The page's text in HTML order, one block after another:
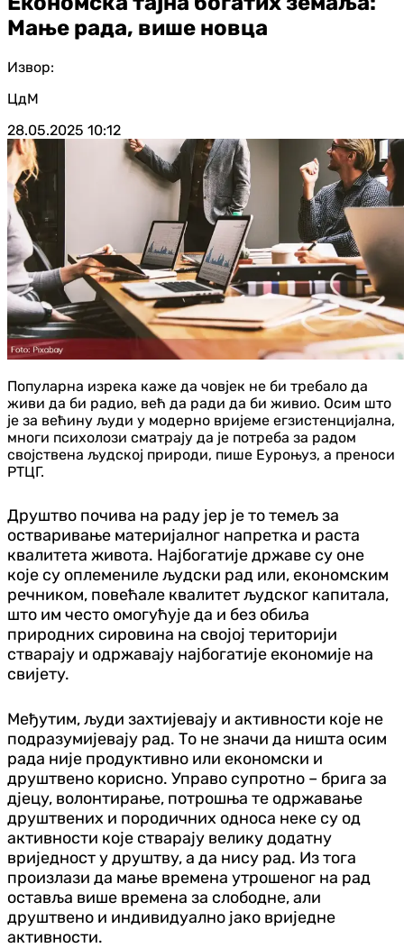
Мање рада, више новца
Извор:
ЦдМ
28.05.2025 10:12
Популарна изрека каже да човјек не би требало да
живи да би радио, већ да ради да би живио. Осим што
је за већину људи у модерно вријеме егзистенцијална,
многи психолози сматрају да је потреба за радом
својствена људској природи, пише Еуроњуз, а преноси
РТЦГ.
Друштво почива на раду јер је то темељ за
остваривање материјалног напретка и раста
квалитета живота. Најбогатије државе су оне
које су оплемениле људски рад или, економским
речником, повећале квалитет људског капитала,
што им често омогућује да и без обиља
природних сировина на својој територији
стварају и одржавају најбогатије економије на
свијету.
Међутим, људи захтијевају и активности које не
подразумијевају рад. То не значи да ништа осим
рада није продуктивно или економски и
друштвено корисно. Управо супротно – брига за
дјецу, волонтирање, потрошња те одржавање
друштвених и породичних односа неке су од
активности које стварају велику додатну
вриједност у друштву, а да нису рад. Из тога
произлази да мање времена утрошеног на рад
оставља више времена за слободне, али
друштвено и индивидуално јако вриједне
активности.